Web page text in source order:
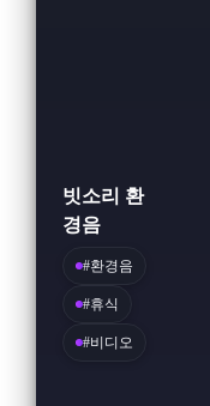
빗소리 환
경음
#환경음
#휴식
#비디오